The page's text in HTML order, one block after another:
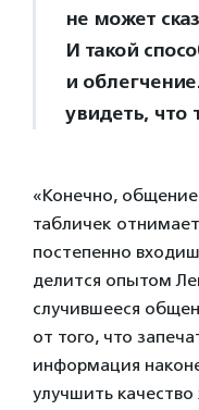
не может
И такой
и
увидеть,
«Конечно,
табличек
постепенно
делится опытом
случившееся
от того, что
информация
улучшить